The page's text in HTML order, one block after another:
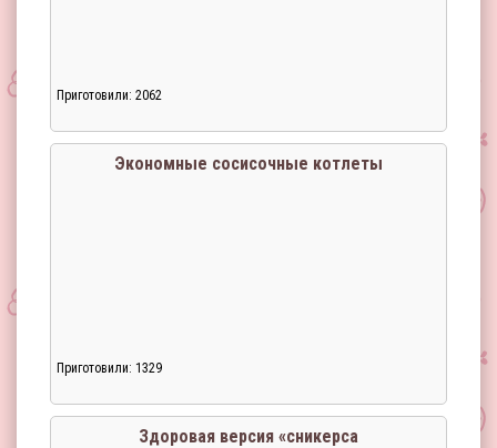
Приготовили: 2062
Экономные сосисочные котлеты
Приготовили: 1329
Здоровая версия «сникерса